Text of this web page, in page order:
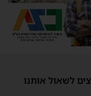
לשאול אותנו